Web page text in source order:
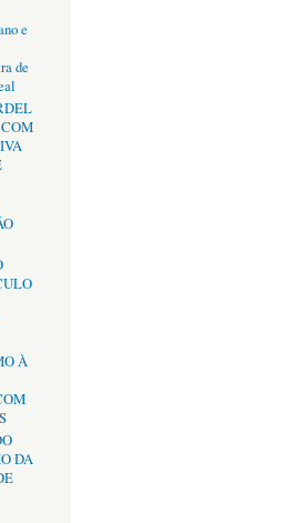
e
de
À
DA